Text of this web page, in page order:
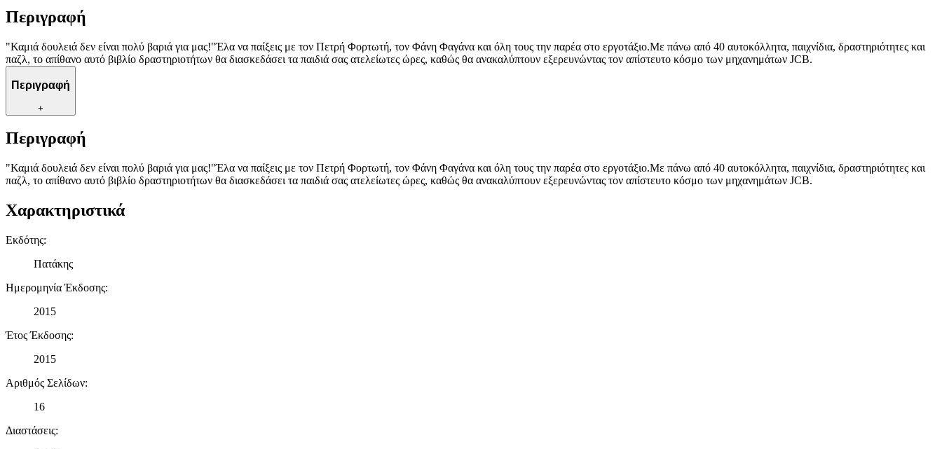
Περιγραφή
"Καμιά δουλειά δεν είναι πολύ βαριά για μας!"Έλα να παίξεις με τον Πετρή Φορτωτή, τον Φάνη Φαγάνα και όλη τους την παρέα στο εργοτάξιο.Με πάνω από 40 αυτοκόλλητα, παιχνίδια, δραστηριότητες και
παζλ, το απίθανο αυτό βιβλίο δραστηριοτήτων θα διασκεδάσει τα παιδιά σας ατελείωτες ώρες, καθώς θα ανακαλύπτουν εξερευνώντας τον απίστευτο κόσμο των μηχανημάτων JCB.
Περιγραφή
+
Περιγραφή
"Καμιά δουλειά δεν είναι πολύ βαριά για μας!"Έλα να παίξεις με τον Πετρή Φορτωτή, τον Φάνη Φαγάνα και όλη τους την παρέα στο εργοτάξιο.Με πάνω από 40 αυτοκόλλητα, παιχνίδια, δραστηριότητες και
παζλ, το απίθανο αυτό βιβλίο δραστηριοτήτων θα διασκεδάσει τα παιδιά σας ατελείωτες ώρες, καθώς θα ανακαλύπτουν εξερευνώντας τον απίστευτο κόσμο των μηχανημάτων JCB.
Χαρακτηριστικά
Εκδότης:
Πατάκης
Ημερομηνία Έκδοσης:
2015
Έτος Έκδοσης:
2015
Αριθμός Σελίδων:
16
Διαστάσεις: